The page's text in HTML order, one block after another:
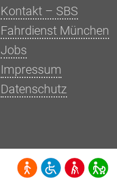
Kontakt – SBS
Fahrdienst München
Jobs
Impressum
Datenschutz